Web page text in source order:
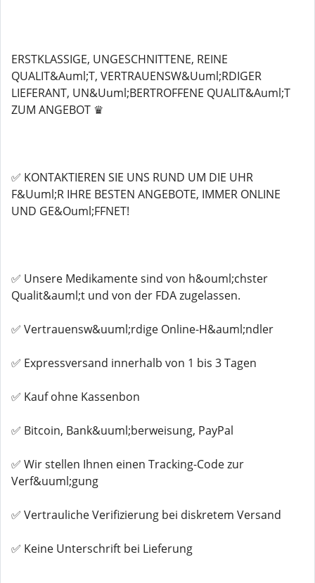
ERSTKLASSIGE, UNGESCHNITTENE, REINE
QUALIT&Auml;T, VERTRAUENSW&Uuml;RDIGER
LIEFERANT, UN&Uuml;BERTROFFENE QUALIT&Auml;T
ZUM ANGEBOT ♛
✅ KONTAKTIEREN SIE UNS RUND UM DIE UHR
F&Uuml;R IHRE BESTEN ANGEBOTE, IMMER ONLINE
UND GE&Ouml;FFNET!
✅ Unsere Medikamente sind von h&ouml;chster
Qualit&auml;t und von der FDA zugelassen.
✅ Vertrauensw&uuml;rdige Online-H&auml;ndler
✅ Expressversand innerhalb von 1 bis 3 Tagen
✅ Kauf ohne Kassenbon
✅ Bitcoin, Bank&uuml;berweisung, PayPal
✅ Wir stellen Ihnen einen Tracking-Code zur
Verf&uuml;gung
✅ Vertrauliche Verifizierung bei diskretem Versand
✅ Keine Unterschrift bei Lieferung